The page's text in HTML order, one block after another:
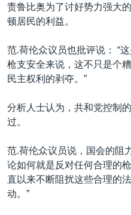
责鲁比奥为了讨好势力强大
顿居民的利益。
范.荷伦众议员也批评说： “
枪支安全来说，这不只是个
民主权利的剥夺。”
分析人士认为，共和党控制
过。
范.荷伦众议员说，国会的阻
论如何就是反对任何合理的
直以来不断阻扰这些合理的
动。”